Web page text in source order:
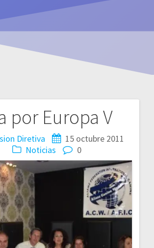
por Europa V
Diretiva
15 octubre 2011
Noticias
0